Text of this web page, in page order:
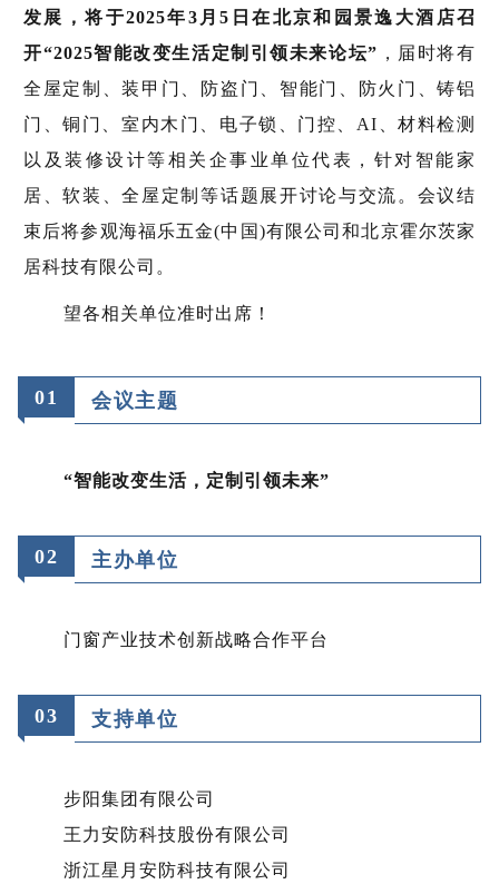
发展，将于2025年3月5日在北京和园景逸大酒店召
开“2025智能改变生活定制引领未来论坛” ，届时将有
全屋定制、装甲门、防盗门、智能门、防火门、铸铝
门、铜门、室内木门、电子锁、门控、AI、材料检测
以及装修设计等相关企事业单位代表，针对智能家
居、软装、全屋定制等话题展开讨论与交流。会议结
束后将参观海福乐五金(中国)有限公司和北京霍尔茨家
居科技有限公司。
望各相关单位准时出席！
01 会议主题
“智能改变生活，定制引领未来”
02 主办单位
门窗产业技术创新战略合作平台
03 支持单位
步阳集团有限公司
王力安防科技股份有限公司
浙江星月安防科技有限公司